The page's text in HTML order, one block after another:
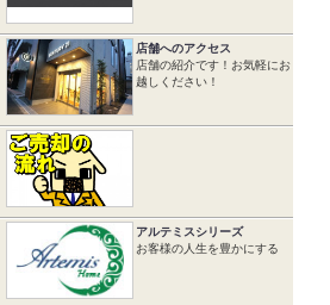
店舗へのアクセス
店舗の紹介です！お気軽にお
越しください！
アルテミスシリーズ
お客様の人生を豊かにする